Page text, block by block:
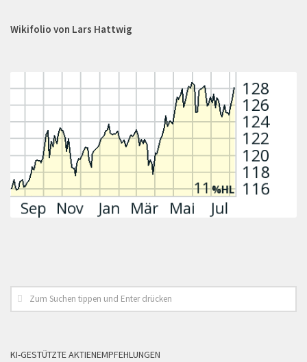
Wikifolio von Lars Hattwig
KI-GESTÜTZTE AKTIENEMPFEHLUNGEN